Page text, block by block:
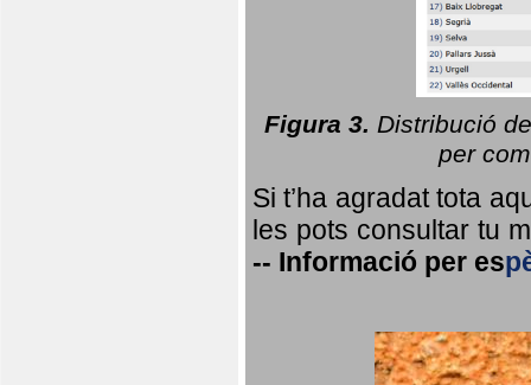
Figura 3. Distribució
per
Si t’ha agradat tota
les pots consultar tu
-- Informació per es